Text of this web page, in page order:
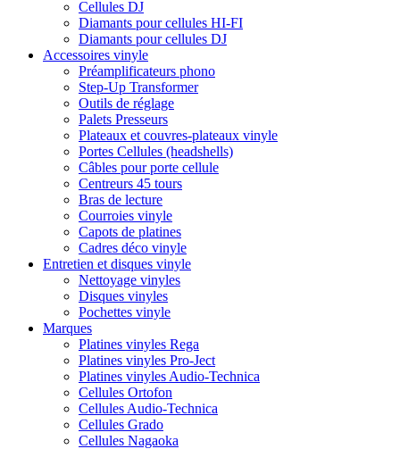
Cellules DJ
Diamants pour cellules HI-FI
Diamants pour cellules DJ
Accessoires vinyle
Préamplificateurs phono
Step-Up Transformer
Outils de réglage
Palets Presseurs
Plateaux et couvres-plateaux vinyle
Portes Cellules (headshells)
Câbles pour porte cellule
Centreurs 45 tours
Bras de lecture
Courroies vinyle
Capots de platines
Cadres déco vinyle
Entretien et disques vinyle
Nettoyage vinyles
Disques vinyles
Pochettes vinyle
Marques
Platines vinyles Rega
Platines vinyles Pro-Ject
Platines vinyles Audio-Technica
Cellules Ortofon
Cellules Audio-Technica
Cellules Grado
Cellules Nagaoka